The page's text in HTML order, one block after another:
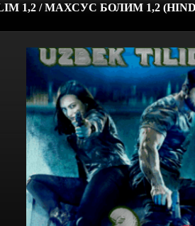
1,2 / МАХСУС БОЛИМ 1,2